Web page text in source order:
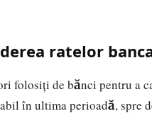
ratelor
folosiți de bănci pentru a
în ultima perioadă, spre